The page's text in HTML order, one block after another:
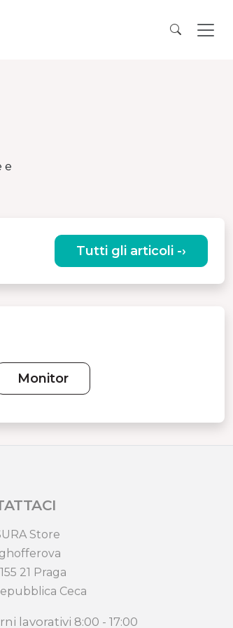
e
Tutti gli articoli -›
Monitor
Store
155 21 Praga
Ceca
lavorativi 8:00 - 17:00